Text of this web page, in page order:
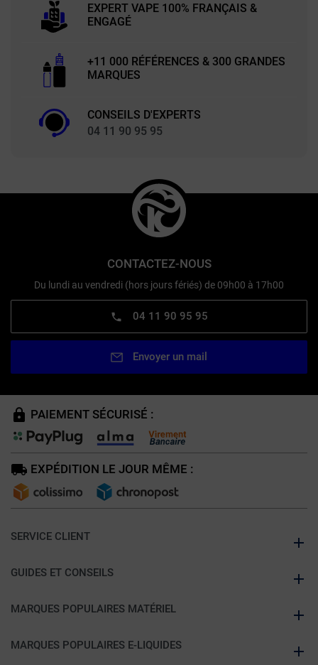
EXPERT VAPE 100% FRANÇAIS &
ENGAGÉ
+11 000 RÉFÉRENCES & 300 GRANDES
MARQUES
CONSEILS D'EXPERTS
04 11 90 95 95
CONTACTEZ-NOUS
Du lundi au vendredi (hors jours fériés) de 09h00 à 17h00
04 11 90 95 95
Envoyer un mail
PAIEMENT SÉCURISÉ :
EXPÉDITION LE JOUR MÊME :
SERVICE CLIENT
GUIDES ET CONSEILS
MARQUES POPULAIRES MATÉRIEL
MARQUES POPULAIRES E-LIQUIDES